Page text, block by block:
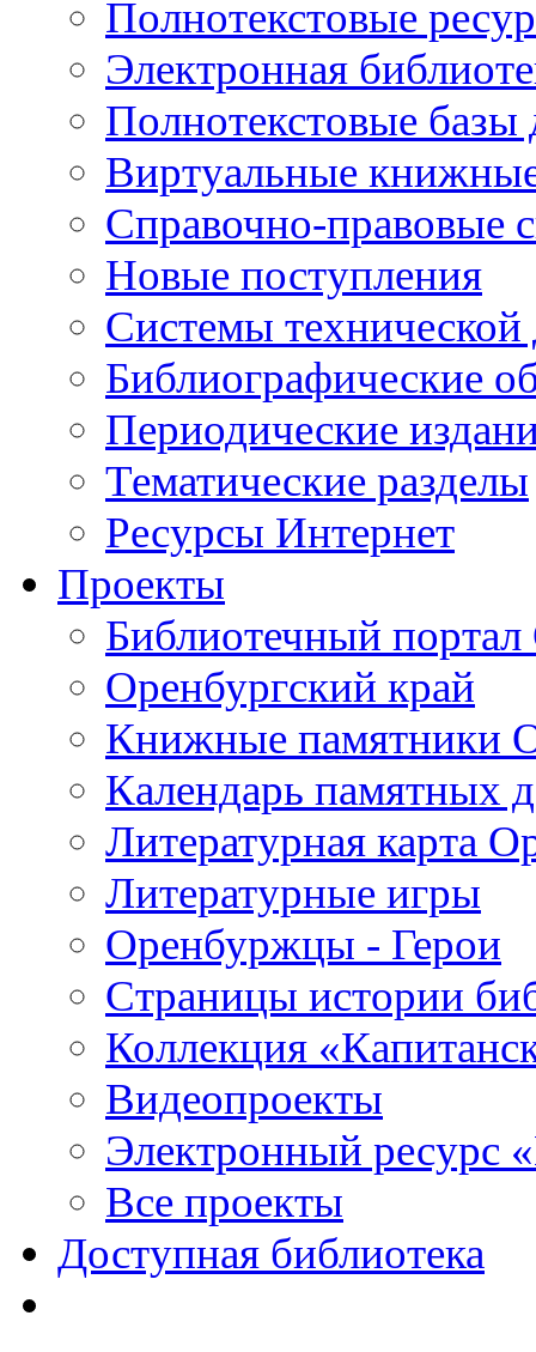
Полнотекстовые
Электронная
Полнотекстовые
Виртуальные
Справочно-правовые
Новые поступления
Cистемы
Библиографические
Периодические
Тематические разделы
Ресурсы Интернет
Проекты
Библиотечный портал
Оренбургский край
Книжные памятники
Календарь памятных
Литературная карта
Литературные игры
Оренбуржцы - Герои
Страницы истории
Коллекция
Видеопроекты
Электронный ресурс
Все проекты
Доступная библиотека